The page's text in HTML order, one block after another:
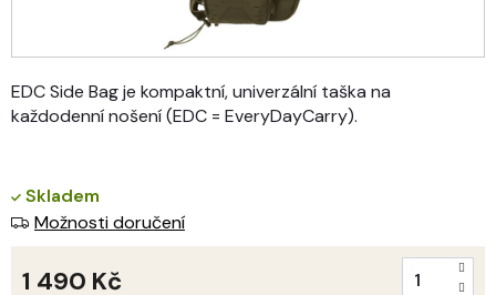
EDC Side Bag je kompaktní, univerzální taška na
každodenní nošení (EDC = EveryDayCarry).
Skladem
Možnosti doručení
1 490 Kč